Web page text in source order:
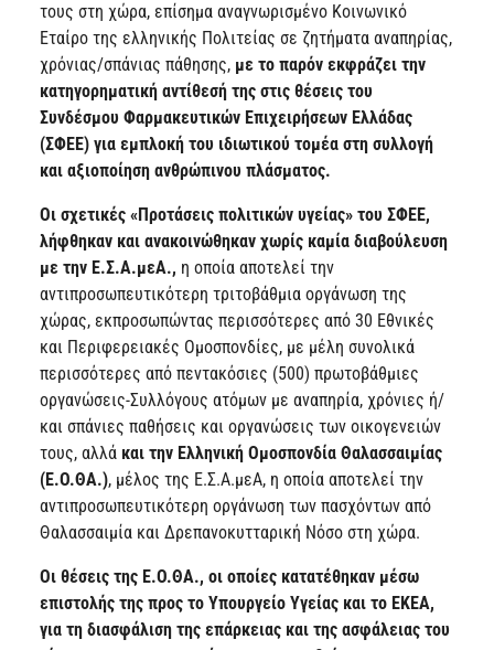
τους στη χώρα, επίσημα αναγνωρισμένο Κοινωνικό
Εταίρο της ελληνικής Πολιτείας σε ζητήματα αναπηρίας,
χρόνιας/σπάνιας πάθησης, με το παρόν εκφράζει την
κατηγορηματική αντίθεσή της στις θέσεις του
Συνδέσμου Φαρμακευτικών Επιχειρήσεων Ελλάδας
(ΣΦΕΕ) για εμπλοκή του ιδιωτικού τομέα στη συλλογή
και αξιοποίηση ανθρώπινου πλάσματος.
Οι σχετικές «Προτάσεις πολιτικών υγείας» του ΣΦΕΕ,
λήφθηκαν και ανακοινώθηκαν χωρίς καμία διαβούλευση
με την Ε.Σ.Α.μεΑ., η οποία αποτελεί την
αντιπροσωπευτικότερη τριτοβάθμια οργάνωση της
χώρας, εκπροσωπώντας περισσότερες από 30 Εθνικές
και Περιφερειακές Ομοσπονδίες, με μέλη συνολικά
περισσότερες από πεντακόσιες (500) πρωτοβάθμιες
οργανώσεις-Συλλόγους ατόμων με αναπηρία, χρόνιες ή/
και σπάνιες παθήσεις και οργανώσεις των οικογενειών
τους, αλλά και την Ελληνική Ομοσπονδία Θαλασσαιμίας
(Ε.Ο.ΘΑ.), μέλος της Ε.Σ.Α.μεΑ, η οποία αποτελεί την
αντιπροσωπευτικότερη οργάνωση των πασχόντων από
Θαλασσαιμία και Δρεπανοκυτταρική Νόσο στη χώρα.
Οι θέσεις της Ε.Ο.ΘΑ., οι οποίες κατατέθηκαν μέσω
επιστολής της προς το Υπουργείο Υγείας και το ΕΚΕΑ,
για τη διασφάλιση της επάρκειας και της ασφάλειας του